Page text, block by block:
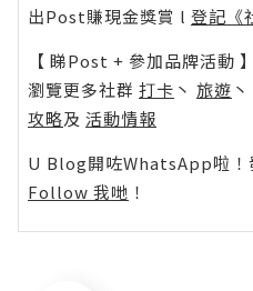
出Post賺現金獎賞 l 登記《
【 睇Post + 參加品牌活動 】
瀏覽更多社群 打卡 丶 旅遊 丶
攻略及 活動情報
U Blog開咗WhatsApp啦！
Follow 我哋 ！